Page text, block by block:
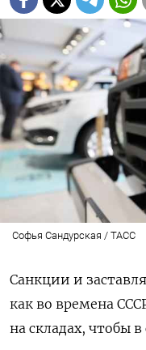
Софья Сандурская / ТАСС
Санкции и
как во времена
на складах, чтобы